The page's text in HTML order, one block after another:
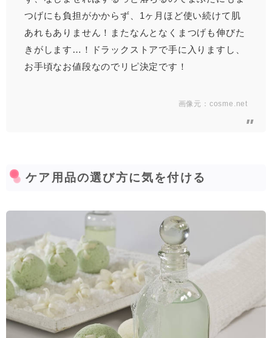
つげにも負担がかからず、1ヶ月ほど使い続けて肌
あれもありません！またなんとなくまつげも伸びた
きがします…！ドラックストアで手に入りますし、
お手頃なお値段なのでリピ決定です！
画像元： cosme.net
ケア用品の選び方に気を付ける